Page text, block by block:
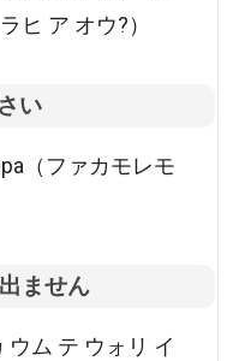
ヒ ア オウ?）
い
（ファカモレモ
ません
ウム テ ウォリ イ